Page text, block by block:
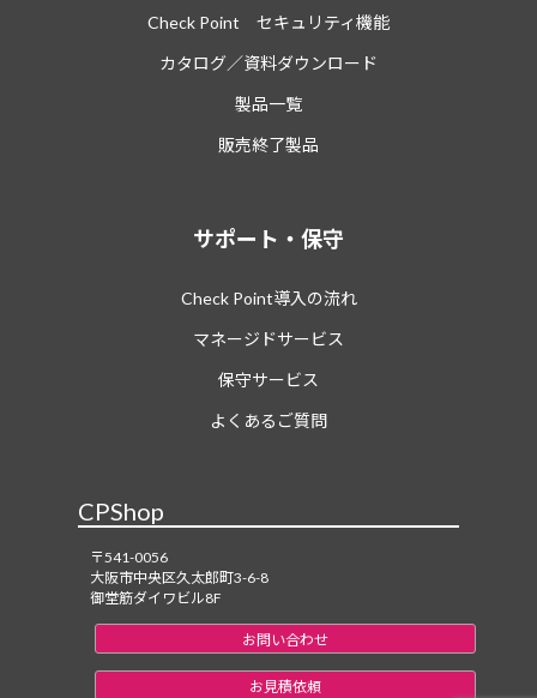
Check Point セキュリティ機能
カタログ／資料ダウンロード
製品一覧
販売終了製品
サポート・保守
Check Point導入の流れ
マネージドサービス
保守サービス
よくあるご質問
CPShop
〒541-0056
大阪市中央区久太郎町3-6-8
御堂筋ダイワビル8F
お問い合わせ
お見積依頼